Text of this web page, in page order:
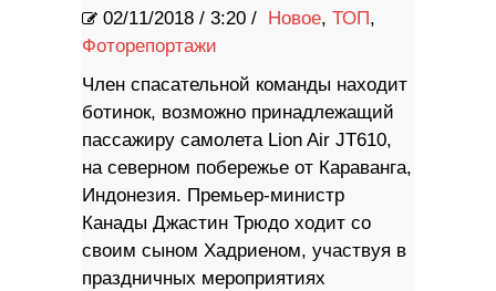
02/11/2018 / 3:20 / Новое, ТОП,
Фоторепортажи
Член спасательной команды находит
ботинок, возможно принадлежащий
пассажиру самолета Lion Air JT610,
на северном побережье от Караванга,
Индонезия. Премьер-министр
Канады Джастин Трюдо ходит со
своим сыном Хадриеном, участвуя в
праздничных мероприятиях